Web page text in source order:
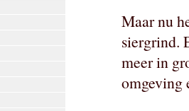
Maar nu
siergrind.
meer in
omgeving